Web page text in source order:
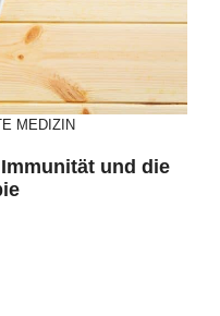
MEDIZIN
und die